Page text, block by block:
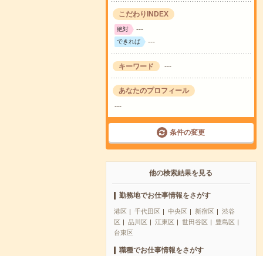
こだわりINDEX
絶対 ---
できれば ---
キーワード ---
あなたのプロフィール
---
条件の変更
他の検索結果を見る
勤務地でお仕事情報をさがす
港区 千代田区 中央区 新宿区
渋谷
区
品川区 江東区 世田谷区
豊島区
台東区
職種でお仕事情報をさがす